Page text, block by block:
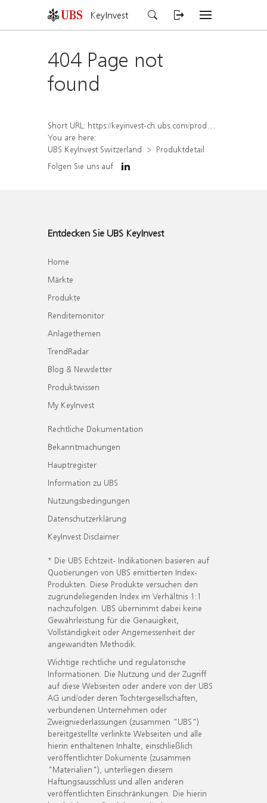
KeyInvest
404 Page not
found
Short URL: https://keyinvest-ch.ubs.com/produkt/detail/index/isin/CH1572312598
You are here:
UBS KeyInvest Switzerland
Produktdetail
Folgen Sie uns auf
Entdecken Sie UBS KeyInvest
Home
Märkte
Produkte
Renditemonitor
Anlagethemen
TrendRadar
Blog & Newsletter
Produktwissen
My KeyInvest
Rechtliche Dokumentation
Bekanntmachungen
Hauptregister
Information zu UBS
Nutzungsbedingungen
Datenschutzerklärung
KeyInvest Disclaimer
* Die UBS Echtzeit- Indikationen basieren auf
Quotierungen von UBS emittierten Index-
Produkten. Diese Produkte versuchen den
zugrundeliegenden Index im Verhältnis 1:1
nachzufolgen. UBS übernimmt dabei keine
Gewährleistung für die Genauigkeit,
Vollständigkeit oder Angemessenheit der
angewandten Methodik.
Wichtige rechtliche und regulatorische
Informationen. Die Nutzung und der Zugriff
auf diese Webseiten oder andere von der UBS
AG und/oder deren Tochtergesellschaften,
verbundenen Unternehmen oder
Zweigniederlassungen (zusammen "UBS")
bereitgestellte verlinkte Webseiten und alle
hierin enthaltenen Inhalte, einschließlich
veröffentlichter Dokumente (zusammen
"Materialien"), unterliegen diesem
Haftungsausschluss und allen anderen
veröffentlichten Einschränkungen. Die hierin